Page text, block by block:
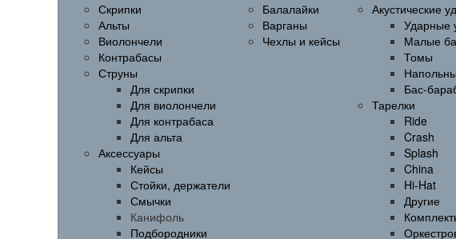
Скрипки
Альты
Виолончели
Контрабасы
Струны
Для скрипки
Для виолончели
Для контрабаса
Для альта
Аксессуары
Кейсы
Стойки, держатели
Смычки
Канифоль
Подбородники
Балалайки
Варганы
Чехлы и кейсы
Акустические
Ударные
Малые
Томы
Бас-
Тарелки
Ride
Crash
Splash
China
Hi-Hat
Другие